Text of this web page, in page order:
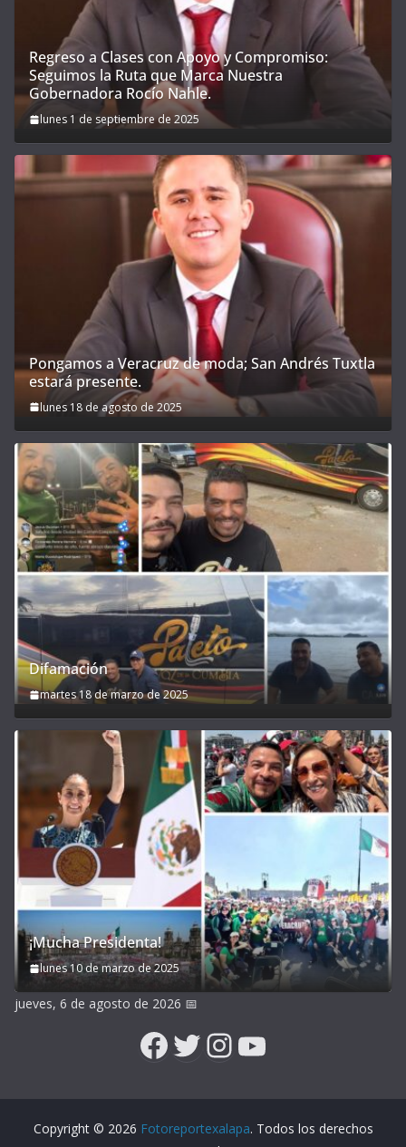
Regreso a Clases con Apoyo y Compromiso:
Seguimos la Ruta que Marca Nuestra
Gobernadora Rocío Nahle.
lunes 1 de septiembre de 2025
Pongamos a Veracruz de moda; San Andrés Tuxtla
estará presente.
lunes 18 de agosto de 2025
Difamación
martes 18 de marzo de 2025
¡Mucha Presidenta!
lunes 10 de marzo de 2025
jueves, 6 de agosto de 2026 📅
Facebook
Twitter
Instagram
YouTube
Copyright © 2026 Fotoreportexalapa. Todos los derechos